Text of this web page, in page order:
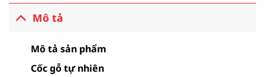
Mô tả
Mô tả sản phẩm
Cốc gỗ tự nhiên